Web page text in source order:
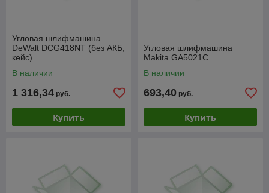
Угловая шлифмашина
DeWalt DCG418NT (без АКБ,
кейс)
В наличии
1 316,34 руб.
Купить
Угловая шлифмашина
Makita GA5021C
В наличии
693,40 руб.
Купить